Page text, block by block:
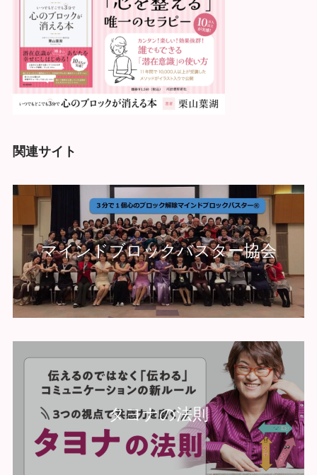
関連サイト
マインドブロックバスター協会
タヨナの法則